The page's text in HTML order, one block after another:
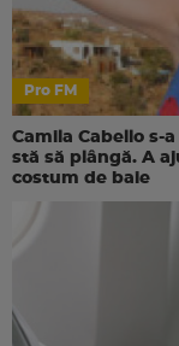
Pro FM
Camila Cabello s-
stă să plângă. A
costum de baie